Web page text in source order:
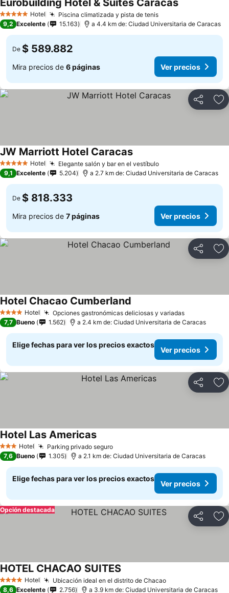
5 Estrellas Hotel Piscina climatizada y pista de tenis
Eurobuilding Hotel & Suites Caracas
9,2 Excelente 15.163 a 4.4 km de: Ciudad Universitaria de Caracas
De $ 589.882
Mira precios de 6 páginas Ver precios
Compartir
5 Estrellas Hotel Elegante salón y bar en el vestíbulo
JW Marriott Hotel Caracas
9,1 Excelente 5.204 a 2.7 km de: Ciudad Universitaria de Caracas
De $ 818.333
Mira precios de 7 páginas Ver precios
Compartir
4 EstrellasHotel Opciones gastronómicas deliciosas y variadas
Hotel Chacao Cumberland
7,7 Bueno 1.562 a 2.4 km de: Ciudad Universitaria de Caracas
Elige fechas para ver los precios exactos
Ver precios
Compartir
3 Estrellas
Hotel Parking privado seguro
Hotel Las Americas
7,6 Bueno 1.305 a 2.1 km de: Ciudad Universitaria de Caracas
Elige fechas para ver los precios exactos
Ver precios
Compartir
Opción destacada
4 EstrellasHotel Ubicación ideal en el distrito de Chacao
HOTEL CHACAO SUITES
8,6 Excelente 2.756 a 3.9 km de: Ciudad Universitaria de Caracas